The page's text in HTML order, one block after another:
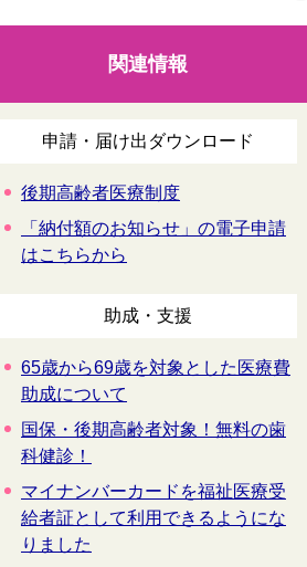
関連情報
申請・届け出ダウンロード
後期高齢者医療制度
「納付額のお知らせ」の電子申請
はこちらから
助成・支援
65歳から69歳を対象とした医療費
助成について
国保・後期高齢者対象！無料の歯
科健診！
マイナンバーカードを福祉医療受
給者証として利用できるようにな
りました